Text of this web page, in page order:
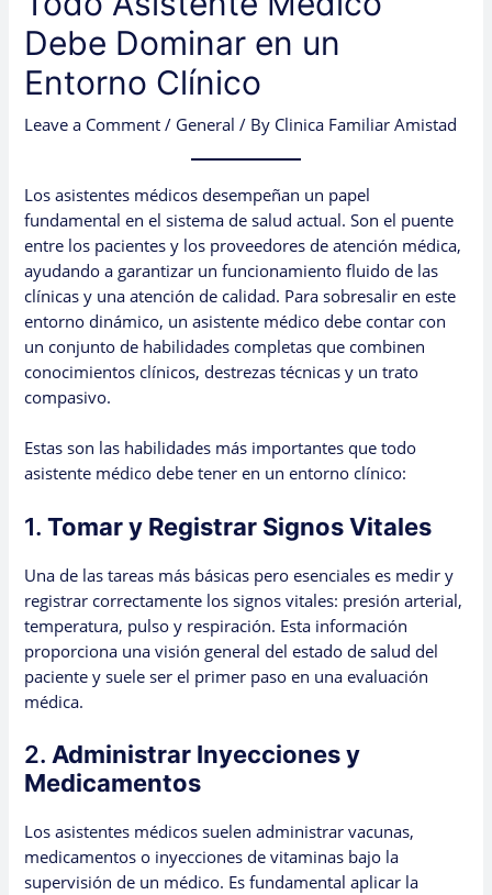
Debe Dominar en un
Entorno Clínico
Leave a Comment / General / By Clinica Familiar Amistad
Los asistentes médicos desempeñan un papel
fundamental en el sistema de salud actual. Son el puente
entre los pacientes y los proveedores de atención médica,
ayudando a garantizar un funcionamiento fluido de las
clínicas y una atención de calidad. Para sobresalir en este
entorno dinámico, un asistente médico debe contar con
un conjunto de habilidades completas que combinen
conocimientos clínicos, destrezas técnicas y un trato
compasivo.
Estas son las habilidades más importantes que todo
asistente médico debe tener en un entorno clínico:
1.Tomar y Registrar Signos Vitales
Una de las tareas más básicas pero esenciales es medir y
registrar correctamente los signos vitales: presión arterial,
temperatura, pulso y respiración. Esta información
proporciona una visión general del estado de salud del
paciente y suele ser el primer paso en una evaluación
médica.
2. Administrar Inyecciones y
Medicamentos
Los asistentes médicos suelen administrar vacunas,
medicamentos o inyecciones de vitaminas bajo la
supervisión de un médico. Es fundamental aplicar la